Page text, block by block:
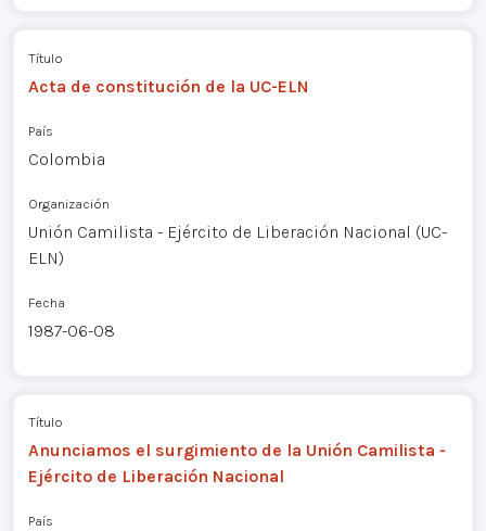
Título
Acta de constitución de la UC-ELN
País
Colombia
Organización
Unión Camilista - Ejército de Liberación Nacional (UC-
ELN)
Fecha
1987-06-08
Título
Anunciamos el surgimiento de la Unión Camilista -
Ejército de Liberación Nacional
País